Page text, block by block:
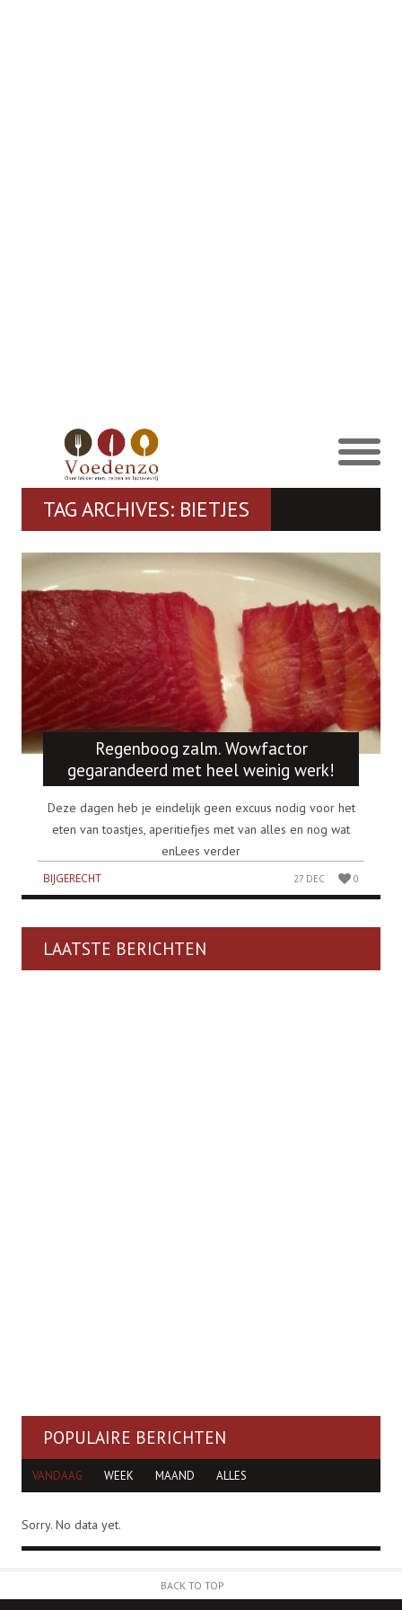
TAG ARCHIVES: BIETJES
Regenboog zalm. Wowfactor
gegarandeerd met heel weinig werk!
Deze dagen heb je eindelijk geen excuus nodig voor het
eten van toastjes, aperitiefjes met van alles en nog wat
enLees verder
BIJGERECHT 27 DEC 0
LAATSTE BERICHTEN
POPULAIRE BERICHTEN
VANDAAG WEEK MAAND ALLES
Sorry. No data yet.
BACK TO TOP